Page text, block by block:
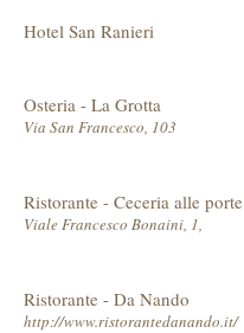
Hotel San Ranieri
Osteria - La Grotta
Via San Francesco, 103
Ristorante - Ceceria alle porte
Viale Francesco Bonaini, 1,
Ristorante - Da Nando
http://www.ristorantedanando.it/